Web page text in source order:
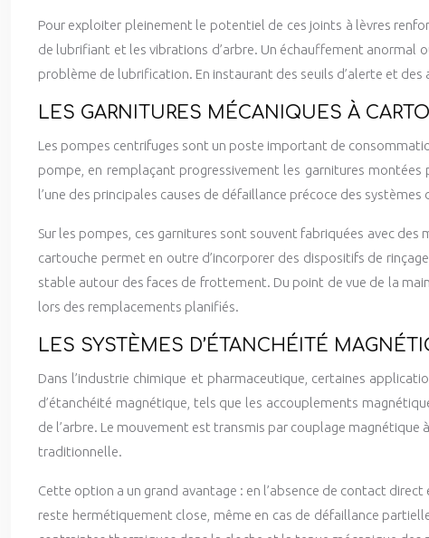
Pour exploiter pleinement le potentiel de ces joints à lèvres
de lubrifiant et les vibrations d’arbre. Un échauffement anormal
problème de lubrification. En instaurant des seuils d’alerte et
LES GARNITURES MÉCANIQUES À
Les pompes centrifuges sont un poste important de
pompe, en remplaçant progressivement les garnitures montées
l’une des principales causes de défaillance précoce des systèmes
Sur les pompes, ces garnitures sont souvent fabriquées avec
cartouche permet en outre d’incorporer des dispositifs de
stable autour des faces de frottement. Du point de vue de la
lors des remplacements planifiés.
LES SYSTÈMES D’ÉTANCHÉITÉ
Dans l’industrie chimique et pharmaceutique, certaines
d’étanchéité magnétique, tels que les accouplements
de l’arbre. Le mouvement est transmis par couplage
traditionnelle.
Cette option a un grand avantage : en l’absence de contact
reste hermétiquement close, même en cas de défaillance